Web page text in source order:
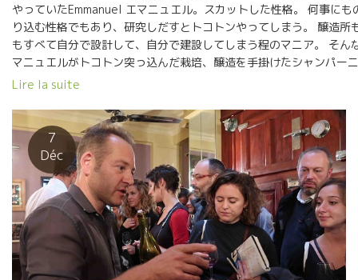
やっていたEmmanuel エマニュエル。スカットした性格。 何事にも
り込む性格でもあり、研究しだすとトコトンやってしまう。 醸造所
もすべて自分で設計して、自分で建設してしまう程のマニア。 そん
マニュエルがトコトン突っ込んだ栽培、醸造を手掛けたシャンパー
す。 半端ではありません。 シャブリに限りなく近いシャンパーニュ
ワールのスパイシーさとスカットしたスタイルのシャンパーニュ。
の年末年始の祝いに、お勧め！！
Lire la suite
7
Déc